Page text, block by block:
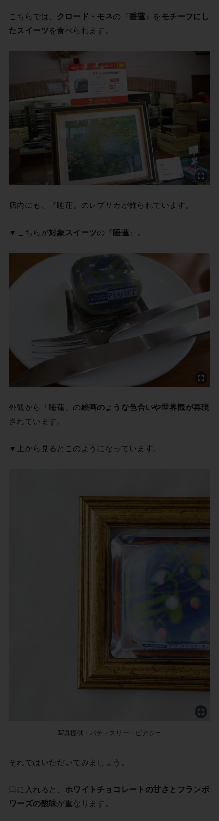
こちらでは、 クロード・モネの『 睡蓮』を モチーフにし
たスイーツを食べられます。
店内にも、『睡蓮』のレプリカが飾られています。
▼こちらが対象スイーツの『 睡蓮 』。
外観から「睡蓮」の絵画のような色合いや世界観が再現
されています。
▼上から見るとこのようになっています。
写真提供：パティスリー・ピアジェ
それではいただいてみましょう。
口に入れると、 ホワイトチョコレートの甘さとフランボ
ワーズの酸味が重なります。